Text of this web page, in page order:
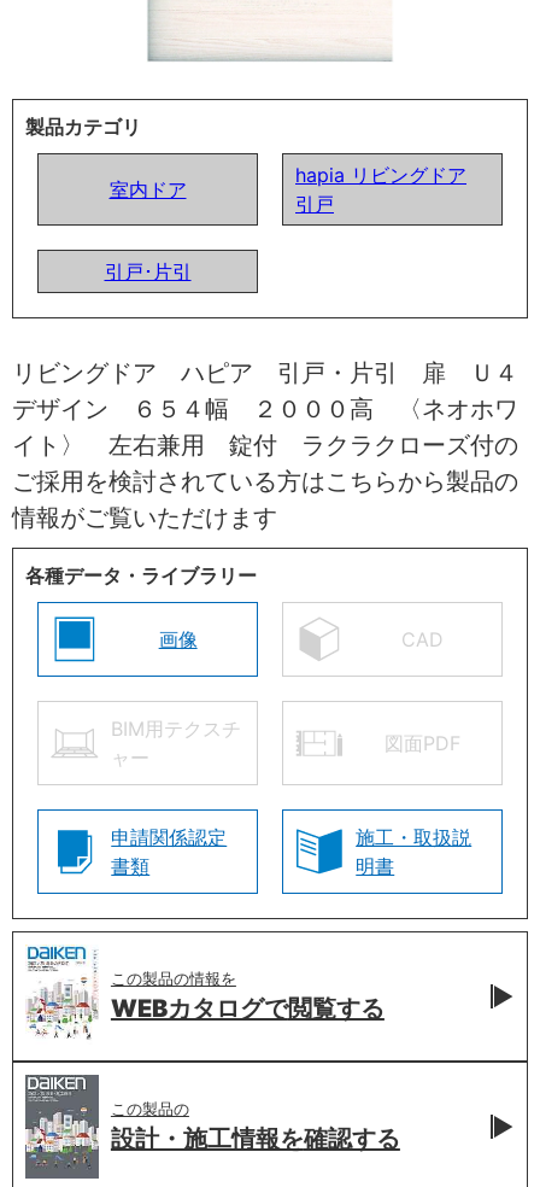
製品カテゴリ
室内ドア
hapia リビングドア
引戸
引戸･片引
リビングドア ハピア 引戸・片引 扉 Ｕ４
デザイン ６５４幅 ２０００高 〈ネオホワ
イト〉 左右兼用 錠付 ラクラクローズ付の
ご採用を検討されている方はこちらから製品の
情報がご覧いただけます
各種データ・ライブラリー
画像 CAD
BIM用テクスチ
ャー
図面PDF
申請関係認定
書類
施工・取扱説
明書
この製品の情報を
WEBカタログで閲覧する
この製品の
設計・施工情報を確認する